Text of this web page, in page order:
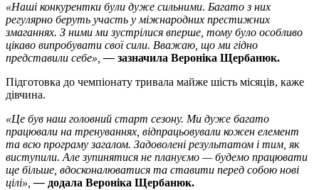
«Наші конкурентки були дуже сильними. Багато з них
регулярно беруть участь у міжнародних престижних
змаганнях. З ними ми зустрілися вперше, тому було особливо
цікаво випробувати свої сили. Вважаю, що ми гідно
представили себе»,— зазначила Вероніка Щербанюк.
Підготовка до чемпіонату тривала майже шість місяців, каже
дівчина.
«Це був наш головний старт сезону. Ми дуже багато
працювали на тренуваннях, відпрацьовували кожен елемент
та всю програму загалом. Задоволені результатом і тим, як
виступили. Але зупинятися не плануємо — будемо працювати
ще більше, вдосконалюватися та ставити перед собою нові
цілі»,— додала Вероніка Щербанюк.